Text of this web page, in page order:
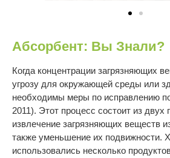
Абсорбент: Вы Знали?
Когда концентрации загрязняющих
угрозу для окружающей среды или
необходимы меры по исправлению
2011). Этот процесс состоит из двух
извлечение загрязняющих веществ
также уменьшение их подвижности.
использовались несколько